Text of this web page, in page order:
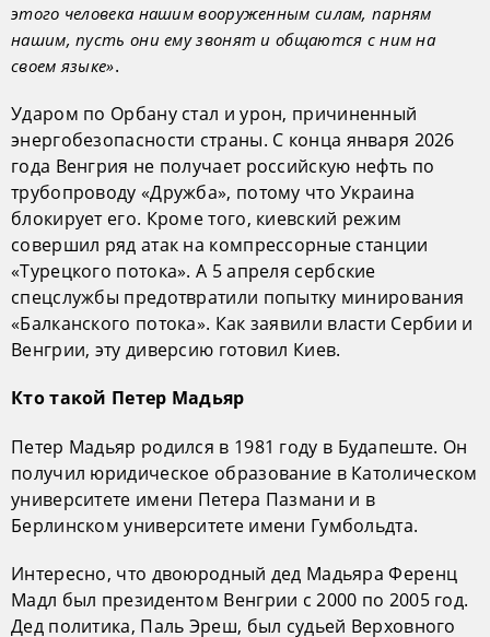
этого человека нашим вооруженным силам, парням
нашим, пусть они ему звонят и общаются с ним на
своем языке».
Ударом по Орбану стал и урон, причиненный
энергобезопасности страны. С конца января 2026
года Венгрия не получает российскую нефть по
трубопроводу «Дружба», потому что Украина
блокирует его. Кроме того, киевский режим
совершил ряд атак на компрессорные станции
«Турецкого потока». А 5 апреля сербские
спецслужбы предотвратили попытку минирования
«Балканского потока». Как заявили власти Сербии и
Венгрии, эту диверсию готовил Киев.
Кто такой Петер Мадьяр
Петер Мадьяр родился в 1981 году в Будапеште. Он
получил юридическое образование в Католическом
университете имени Петера Пазмани и в
Берлинском университете имени Гумбольдта.
Интересно, что двоюродный дед Мадьяра Ференц
Мадл был президентом Венгрии с 2000 по 2005 год.
Дед политика, Паль Эреш, был судьей Верховного